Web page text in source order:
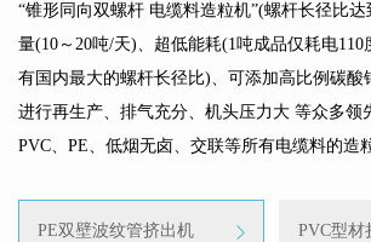
“锥形同向双螺杆 电缆料造粒机”(螺杆长径比
量(10～20吨/天)、超低能耗(1吨成品仅耗电110
有国内最大的螺杆长径比)、可添加高比例碳酸
进行再生产、排气充分、机头压力大 等众多领
PVC、PE、低烟无卤、交联等所有电缆料的造
PE双壁波纹管挤出机 PVC型材